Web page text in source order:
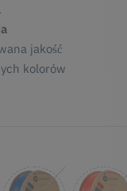
jakość
kolorów